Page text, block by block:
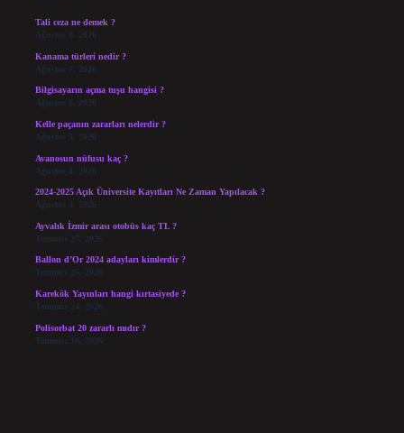
Tali ceza ne demek ?
Ağustos 8, 2026
Kanama türleri nedir ?
Ağustos 7, 2026
Bilgisayarın açma tuşu hangisi ?
Ağustos 6, 2026
Kelle paçanın zararları nelerdir ?
Ağustos 5, 2026
Avanosun nüfusu kaç ?
Ağustos 4, 2026
2024-2025 Açık Üniversite Kayıtları Ne Zaman Yapılacak ?
Ağustos 3, 2026
Ayvalık İzmir arası otobüs kaç TL ?
Temmuz 27, 2026
Ballon d’Or 2024 adayları kimlerdir ?
Temmuz 25, 2026
Karekök Yayınları hangi kırtasiyede ?
Temmuz 24, 2026
Polisorbat 20 zararlı mıdır ?
Temmuz 18, 2026